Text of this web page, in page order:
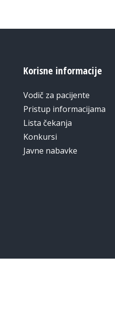
Korisne informacije
Vodič za pacijente
Pristup informacijama
Lista čekanja
Konkursi
Javne nabavke